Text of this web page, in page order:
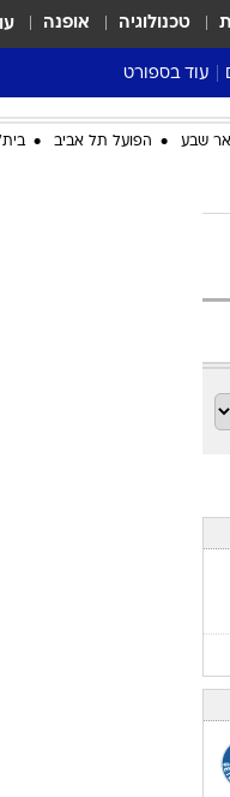
טכנולוגיה אופנה
עוד בספורט
מונדיאל 2026
NBA
אבא של שבת
סערה בממלכה
ענפים נוספים
כתבו לנו
שבע הפועל תל אביב